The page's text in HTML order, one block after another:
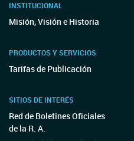
INSTITUCIONAL
Misión, Visión e Historia
PRODUCTOS Y SERVICIOS
Tarifas de Publicación
SITIOS DE INTERÉS
Red de Boletines Oficiales
de la R. A.